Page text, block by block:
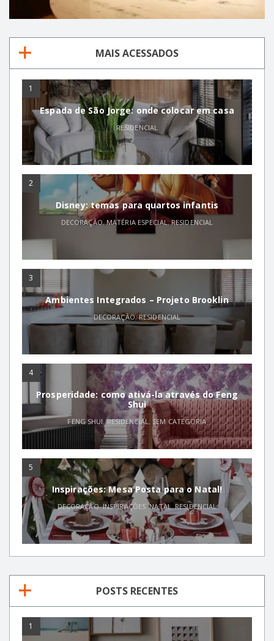
MAIS ACESSADOS
1
Espada de São Jorge: onde colocar em casa
RESIDENCIAL
2
Disney: temas para quartos infantis
DECORAÇÃO,MATÉRIA ESPECIAL,RESIDENCIAL
3
Ambientes Integrados – Projeto Brooklin
DECORAÇÃO,RESIDENCIAL
4
Prosperidade: como ativá-la através do Feng
Shui
FENG SHUI,RESIDENCIAL ,SEM CATEGORIA
5
Inspirações: Mesa Posta para o Natal!
DECORAÇÃO,INSPIRAÇÕES ,NATAL,RESIDENCIAL
POSTS RECENTES
1